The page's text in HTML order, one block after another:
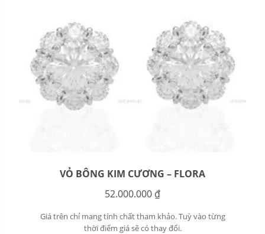
VỎ BÔNG KIM CƯƠNG – FLORA
52.000.000 ₫
Giá trên chỉ mang tính chất tham khảo. Tuỳ vào từng
thời điểm giá sẽ có thay đổi.